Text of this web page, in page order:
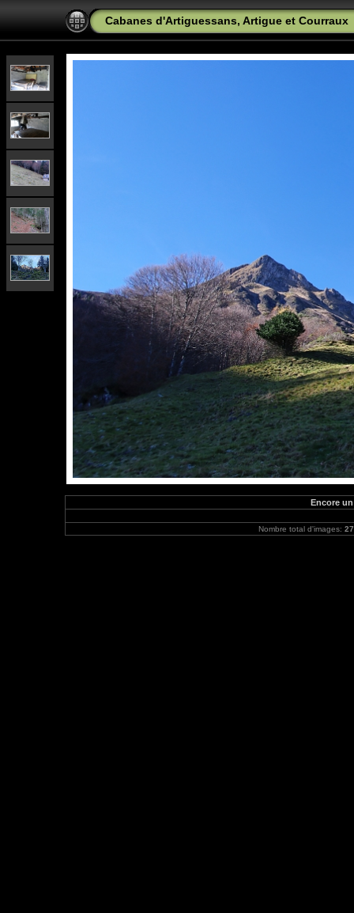
Cabanes d'Artiguessans, Artigue et Courraux
Encore
Nombre total d'images: 27